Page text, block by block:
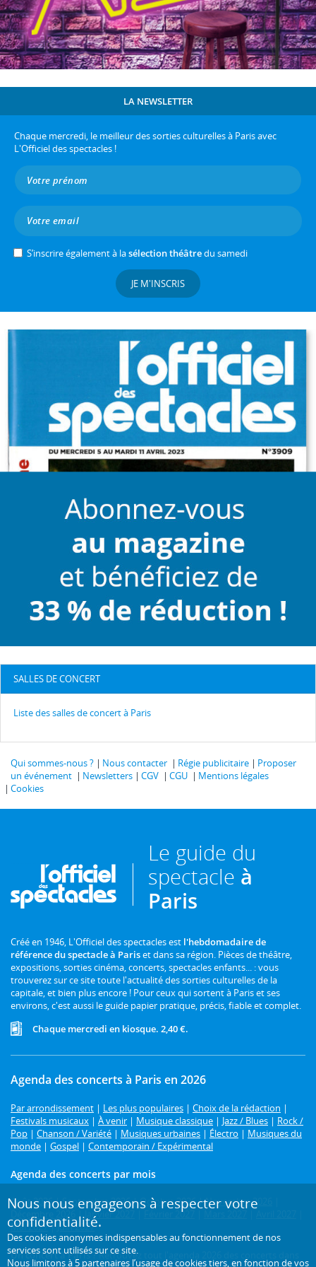
LA NEWSLETTER
Chaque mercredi, le meilleur des sorties culturelles à Paris avec
L'Officiel des spectacles !
S’inscrire également à lasélection théâtredu samedi
JE M'INSCRIS
SALLES DE CONCERT
Liste des salles de concert à Paris
Qui sommes-nous ? Nous contacter Régie publicitaire
Proposer
un événement
Newsletters CGV CGU
Mentions légales
Cookies
Le guide du
spectacle à
Paris
Créé en 1946, L'Officiel des spectacles est l'hebdomadaire de
référence du spectacle à Pariset dans sa région. Pièces de théâtre,
expositions, sorties cinéma, concerts, spectacles enfants... : vous
trouverez sur ce site toute l'actualité des sorties culturelles de la
capitale, et bien plus encore ! Pour ceux qui sortent à Paris et ses
environs, c'est aussi le guide papier pratique, précis, fiable et complet.
Chaque mercredi en kiosque. 2,40 €.
Agenda des concerts à Paris en 2026
Par arrondissement | Les plus populaires | Choix de la rédaction |
Festivals musicaux | À venir | Musique classique | Jazz / Blues | Rock /
Pop | Chanson / Variété | Musiques urbaines | Électro | Musiques du
monde | Gospel | Contemporain / Expérimental
Agenda des concerts par mois
Août 2026| Septembre 2026|Octobre 2026|Novembre 2026
Décembre 2026
| Janvier 2027 Février 2027
Mai 2027| Juin 2027
Un concert à Paris ?Retrouvez tout l'agenda 2026 des concerts dans
Nous nous engageons à respecter votre
confidentialité.
Des cookies anonymes indispensables au fonctionnement de nos
services sont utilisés sur ce site.
Nous limitons à 5 partenaires l’usage de cookies tiers, en fonction devos